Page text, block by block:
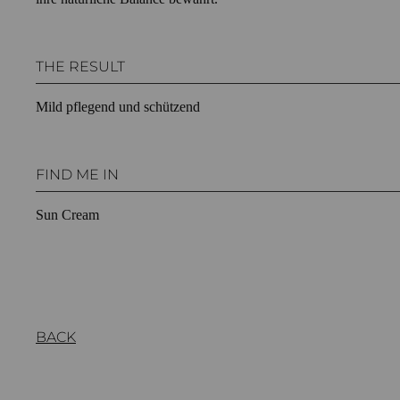
THE RESULT
Mild pflegend und schützend
FIND ME IN
Sun Cream
BACK